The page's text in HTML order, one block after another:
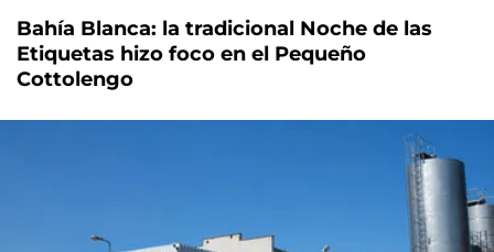
Bahía Blanca: la tradicional Noche de las
Etiquetas hizo foco en el Pequeño
Cottolengo